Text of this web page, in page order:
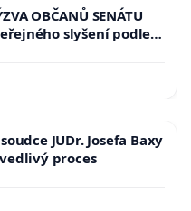
OBČANŮ SENÁTU
slyšení podle §
návrhu na přijetí
na prezidenta
JUDr. Josefa Baxy
proces